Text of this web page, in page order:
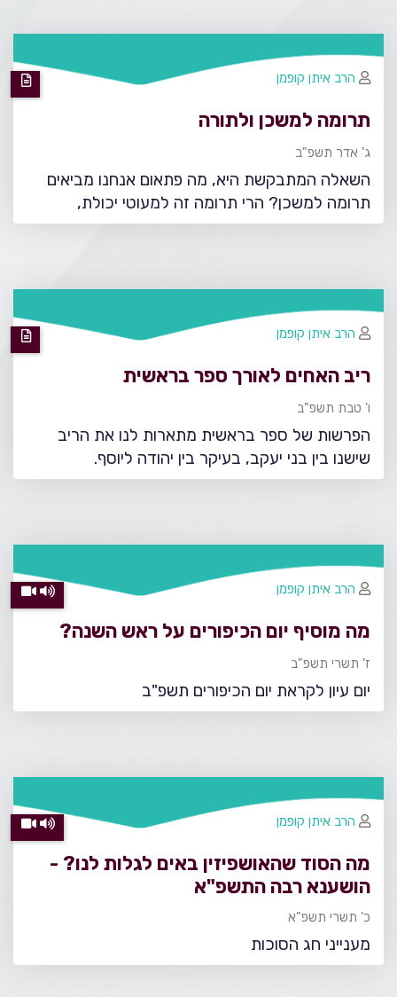
תרומה למשכן ולתורה
ג' אדר תשפ"ב
השאלה המתבקשת היא, מה פתאום אנחנו מביאים
תרומה למשכן? הרי תרומה זה למעוטי יכולת,
הרב איתן קופמן
ריב האחים לאורך ספר בראשית
ו' טבת תשפ"ב
הפרשות של ספר בראשית מתארות לנו את הריב
שישנו בין בני יעקב, בעיקר בין יהודה ליוסף.
הרב איתן קופמן
מה מוסיף יום הכיפורים על ראש השנה?
ז' תשרי תשפ"ב
יום עיון לקראת יום הכיפורים תשפ"ב
הרב איתן קופמן
מה הסוד שהאושפיזין באים לגלות לנו? -
הושענא רבה התשפ"א
כ' תשרי תשפ"א
מענייני חג הסוכות
הרב איתן קופמן